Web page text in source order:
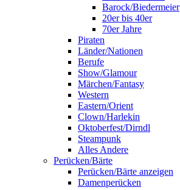
Barock/Biedermeier
20er bis 40er
70er Jahre
Piraten
Länder/Nationen
Berufe
Show/Glamour
Märchen/Fantasy
Western
Eastern/Orient
Clown/Harlekin
Oktoberfest/Dirndl
Steampunk
Alles Andere
Perücken/Bärte
Perücken/Bärte anzeigen
Damenperücken